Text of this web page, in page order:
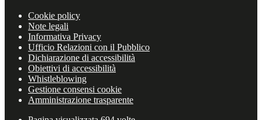
Cookie policy
Note legali
Informativa Privacy
Ufficio Relazioni con il Pubblico
Dichiarazione di accessibilità
Obiettivi di accessibilità
Whistleblowing
Gestione consensi cookie
Amministrazione trasparente